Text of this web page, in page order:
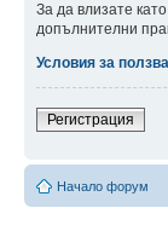
За да влизате
допълнителни
Условия за
Регистрация
Начало форум